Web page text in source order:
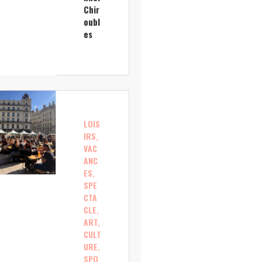
Chir
oubl
es
LOIS
IRS,
VAC
ANC
ES,
SPE
CTA
CLE,
ART,
CULT
URE,
SPO